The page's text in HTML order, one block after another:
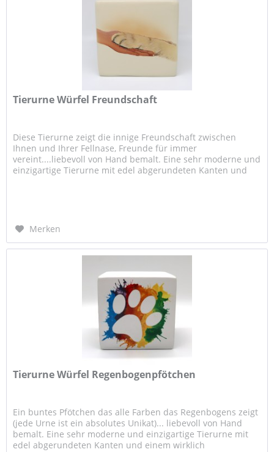
Tierurne Würfel Freundschaft
Diese Tierurne zeigt die innige Freundschaft zwischen
Ihnen und Ihrer Fellnase, Freunde für immer
vereint....liebevoll von Hand bemalt. Eine sehr moderne und
einzigartige Tierurne mit edel abgerundeten Kanten und
Merken
Tierurne Würfel Regenbogenpfötchen
Ein buntes Pfötchen das alle Farben das Regenbogens zeigt
(jede Urne ist ein absolutes Unikat)... liebevoll von Hand
bemalt. Eine sehr moderne und einzigartige Tierurne mit
edel abgerundeten Kanten und einem wirklich